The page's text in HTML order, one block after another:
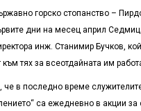
горско стопанство –
дни на месец април
инж. Станимир Бучков,
тях за всеотдайната им
в последно време
са ежедневно в акции